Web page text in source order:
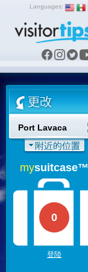
Languages:
Port Lavaca
mysuitcase™
0
登陸